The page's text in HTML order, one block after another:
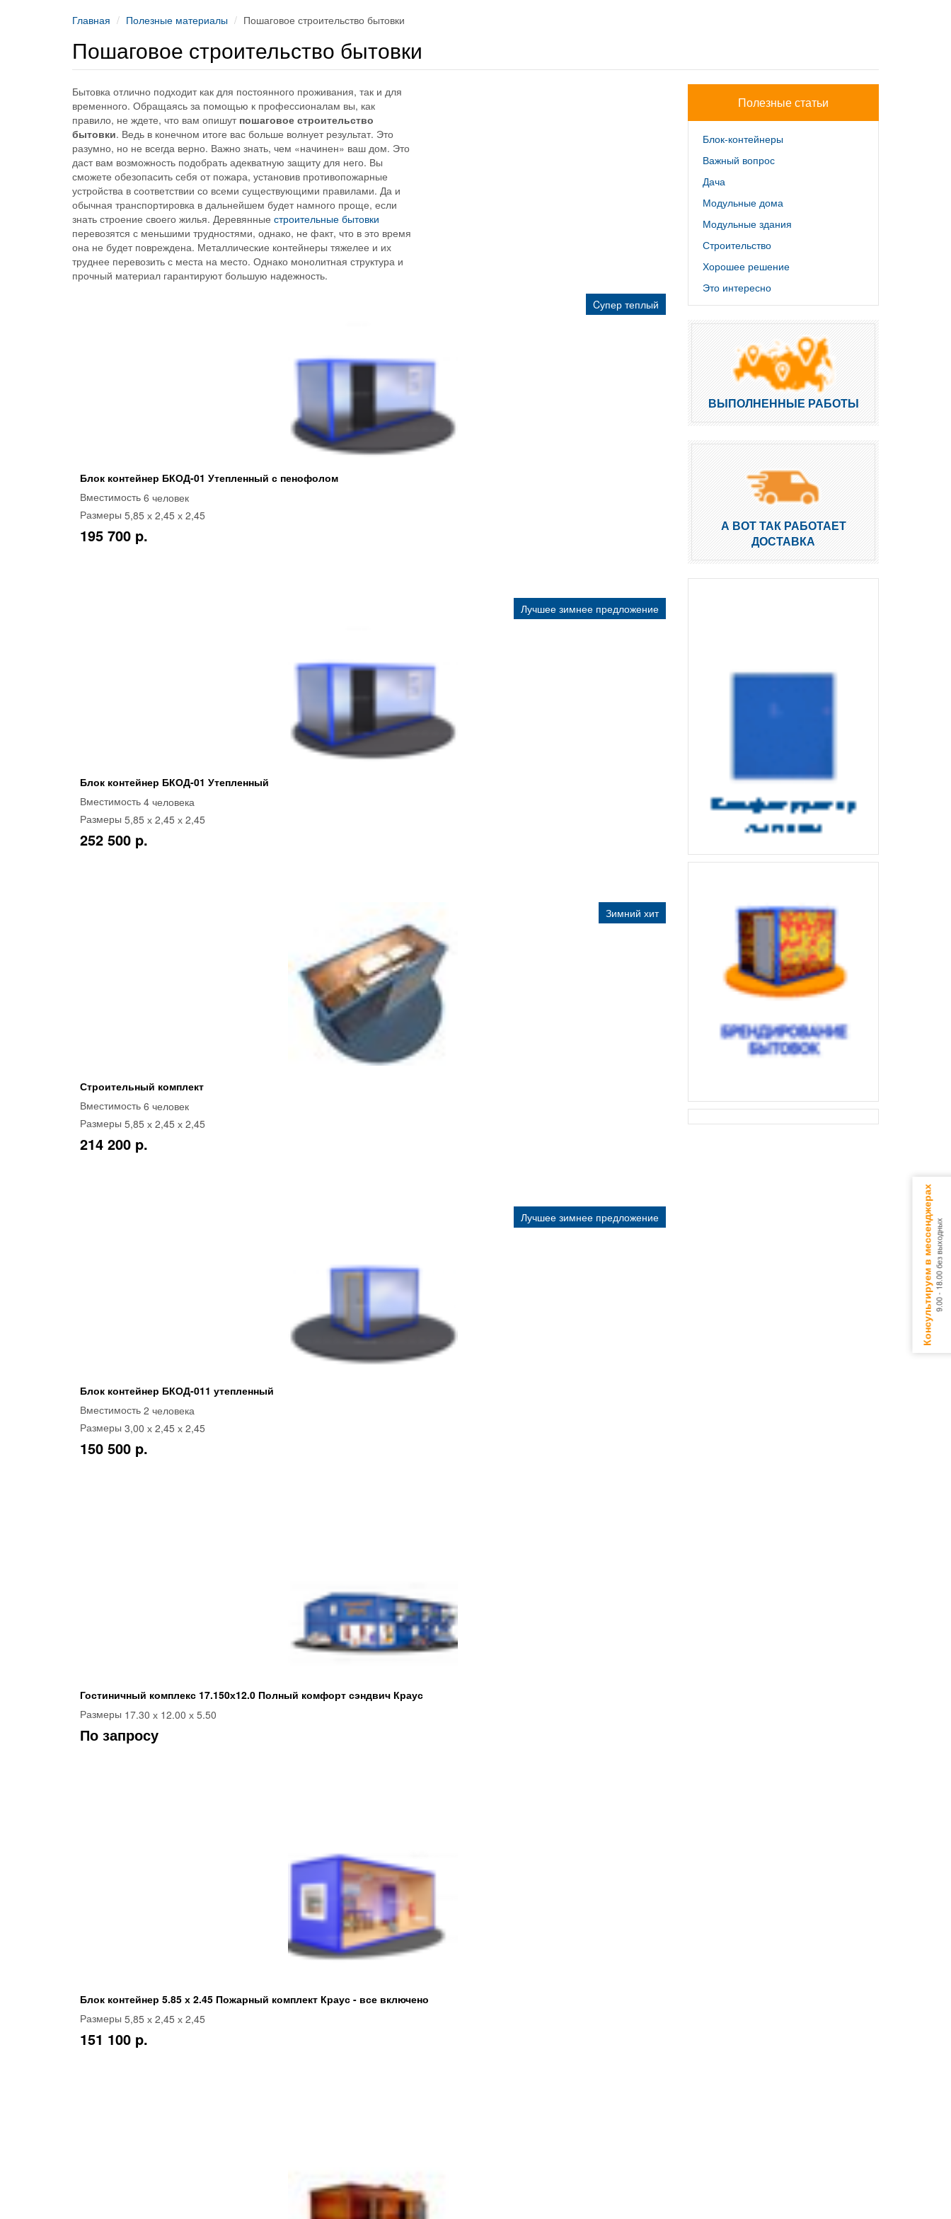
Консультируем в мессенджерах9.00 - 18.00 без выходных
Главная Полезные материалы Пошаговое строительство бытовки
Пошаговое строительство бытовки
Бытовка отлично подходит как для постоянного проживания, так и для
временного. Обращаясь за помощью к профессионалам вы, как
правило, не ждете, что вам опишут пошаговое строительство
бытовки. Ведь в конечном итоге вас больше волнует результат. Это
разумно, но не всегда верно. Важно знать, чем «начинен» ваш дом. Это
даст вам возможность подобрать адекватную защиту для него. Вы
сможете обезопасить себя от пожара, установив противопожарные
устройства в соответствии со всеми существующими правилами. Да и
обычная транспортировка в дальнейшем будет намного проще, если
знать строение своего жилья. Деревянные строительные бытовки
перевозятся с меньшими трудностями, однако, не факт, что в это время
она не будет повреждена. Металлические контейнеры тяжелее и их
труднее перевозить с места на место. Однако монолитная структура и
прочный материал гарантируют большую надежность.
Cупер теплый
Блок контейнер БКОД-01 Утепленный с пенофолом
Вместимость 6 человек
Размеры 5,85 х 2,45 х 2,45
195 700 p.
Лучшее зимнее предложение
Блок контейнер БКОД-01 Утепленный
Вместимость 4 человека
Размеры 5,85 х 2,45 х 2,45
252 500 p.
Зимний хит
Строительный комплект
Вместимость 6 человек
Размеры 5,85 х 2,45 х 2,45
214 200 p.
Лучшее зимнее предложение
Блок контейнер БКОД-011 утепленный
Вместимость 2 человека
Размеры 3,00 х 2,45 х 2,45
150 500 p.
Гостиничный комплекс 17.150х12.0 Полный комфорт сэндвич Краус
Размеры 17.30 х 12.00 х 5.50
По запросу
Блок контейнер 5.85 х 2.45 Пожарный комплект Краус - все включено
Размеры 5,85 х 2,45 х 2,45
151 100 p.
Полезные статьи
Блок-контейнеры
Важный вопрос
Дача
Модульные дома
Модульные здания
Строительство
Хорошее решение
Это интересно
ВЫПОЛНЕННЫЕ РАБОТЫ
А ВОТ ТАК РАБОТАЕТ
ДОСТАВКА